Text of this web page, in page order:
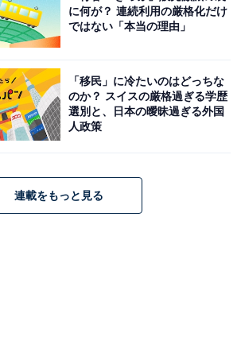
に何が？ 連続利用の厳格化だけ
ではない「本当の理由」
「移民」に冷たいのはどっちな
のか？ スイスの厳格過ぎる学歴
選別と、日本の曖昧過ぎる外国
人政策
連載をもっと見る